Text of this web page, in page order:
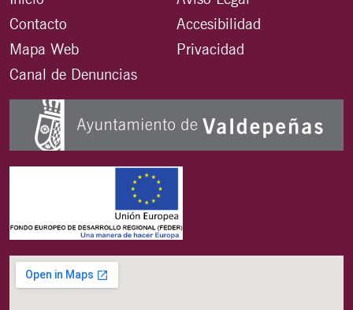
Contacto
Mapa Web
Canal de Denuncias
Accesibilidad
Privacidad